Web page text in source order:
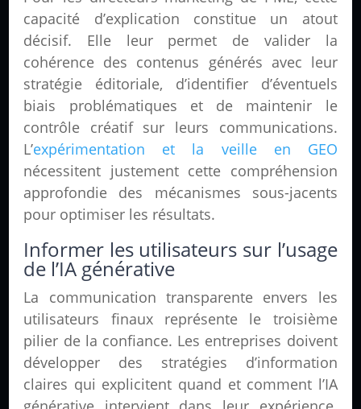
capacité d’explication constitue un atout
décisif. Elle leur permet de valider la
cohérence des contenus générés avec leur
stratégie éditoriale, d’identifier d’éventuels
biais problématiques et de maintenir le
contrôle créatif sur leurs communications.
L’expérimentation et la veille en GEO
nécessitent justement cette compréhension
approfondie des mécanismes sous-jacents
pour optimiser les résultats.
Informer les utilisateurs sur l’usage
de l’IA générative
La communication transparente envers les
utilisateurs finaux représente le troisième
pilier de la confiance. Les entreprises doivent
développer des stratégies d’information
claires qui explicitent quand et comment l’IA